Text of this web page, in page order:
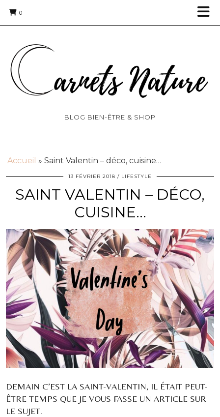
0
BLOG BIEN-ÊTRE & SHOP
Accueil » Saint Valentin – déco, cuisine…
13 FÉVRIER 2018 LIFESTYLE
SAINT VALENTIN – DÉCO,
CUISINE…
DEMAIN C’EST LA SAINT-VALENTIN, IL ÉTAIT PEUT-
ÊTRE TEMPS QUE JE VOUS FASSE UN ARTICLE SUR
LE SUJET.